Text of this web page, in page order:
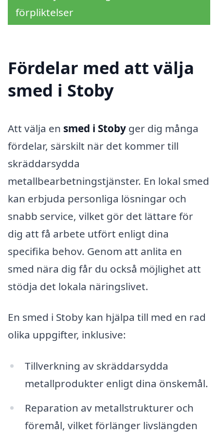
förpliktelser
Fördelar med att välja
smed i Stoby
Att välja en smed i Stoby ger dig många
fördelar, särskilt när det kommer till
skräddarsydda
metallbearbetningstjänster. En lokal smed
kan erbjuda personliga lösningar och
snabb service, vilket gör det lättare för
dig att få arbete utfört enligt dina
specifika behov. Genom att anlita en
smed nära dig får du också möjlighet att
stödja det lokala näringslivet.
En smed i Stoby kan hjälpa till med en rad
olika uppgifter, inklusive:
Tillverkning av skräddarsydda
metallprodukter enligt dina önskemål.
Reparation av metallstrukturer och
föremål, vilket förlänger livslängden